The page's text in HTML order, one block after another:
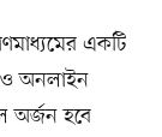
একটি
ও অনলাইন
অর্জন হবে